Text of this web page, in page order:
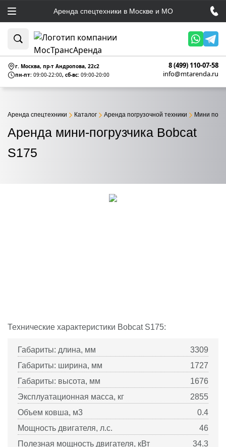
Аренда спецтехники в Москве и МО
г. Москва, пр-т Андропова, 22c2
пн-пт: 09:00-22:00, сб-вс: 09:00-20:00
8 (499) 110-07-58
info@mtarenda.ru
Аренда мини-погрузчика Bobcat
S175
Аренда спецтехники Каталог Аренда погрузочной техники Мини
Технические характеристики BobcatS175:
Габариты: длина, мм
3309
Габариты: ширина, мм
1727
Габариты: высота, мм
1676
Эксплуатационная масса, кг
2855
Объем ковша, м3
0.4
Мощность двигателя, л.с.
46
Полезная мощность двигателя, кВт
34.3